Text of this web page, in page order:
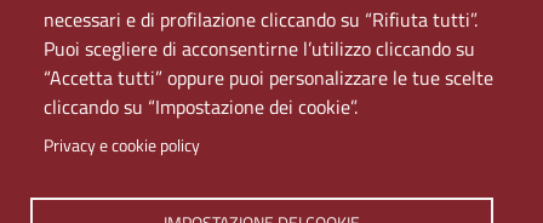
necessari e di profilazione cliccando su “Rifiuta tutti”.
Puoi scegliere di acconsentirne l’utilizzo cliccando su
“Accetta tutti” oppure puoi personalizzare le tue scelte
cliccando su “Impostazione dei cookie”.
Privacy e cookie policy